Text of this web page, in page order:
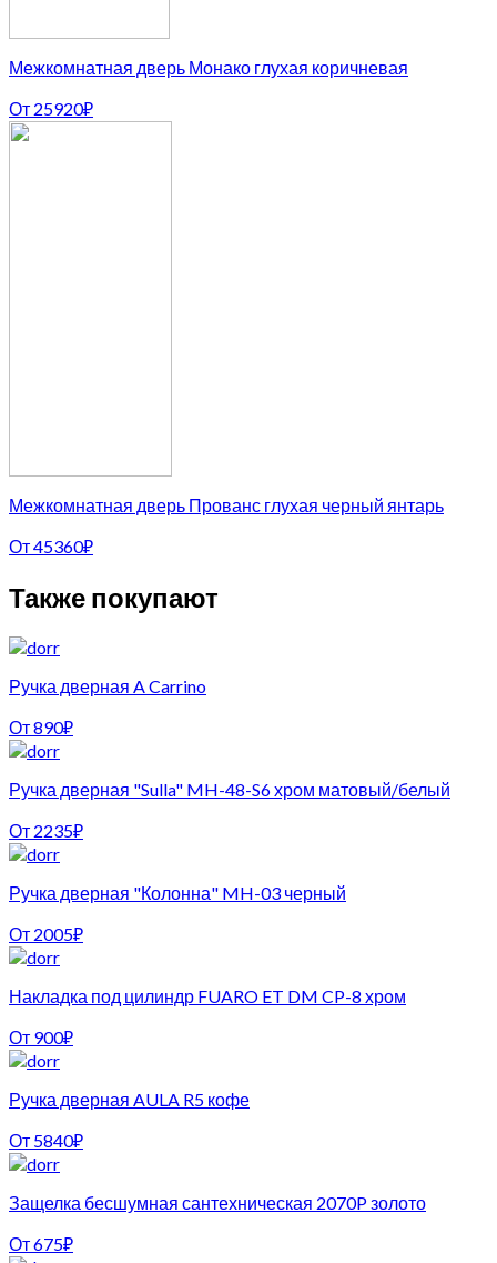
Межкомнатная дверь Монако глухая коричневая
От 25920₽
Межкомнатная дверь Прованс глухая черный янтарь
От45360₽
Также покупают
Ручка дверная A Carrino
От890₽
Ручка дверная "Sulla" MH-48-S6 хром матовый/белый
От 2235₽
Ручка дверная "Колонна" MH-03 черный
От 2005₽
Накладка под цилиндр FUARO ET DM CP-8 хром
От 900₽
Ручка дверная AULA R5 кофе
От 5840₽
Защелка бесшумная сантехническая 2070P золото
От675₽